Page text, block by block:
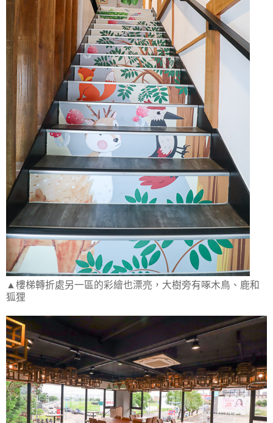
▲樓梯轉折處另一區的彩繪也漂亮，大樹旁有啄木鳥、鹿和
狐狸